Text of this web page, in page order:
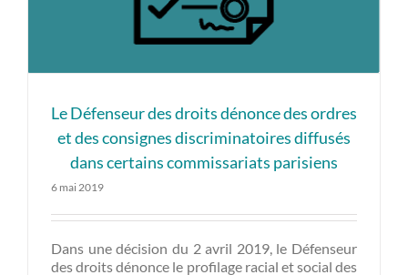
Le Défenseur des droits dénonce des ordres
et des consignes discriminatoires diffusés
dans certains commissariats parisiens
6 mai 2019
Dans une décision du 2 avril 2019, le Défenseur
des droits dénonce le profilage racial et social des